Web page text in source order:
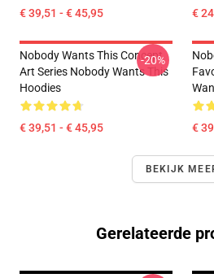
€ 39,51 - € 45,95 €
Nobody Wants This Concept
Art Series Nobody Wants This
Hoodies
€ 39,51 - € 45,95
-20%
€
BEKIJK
Gerelateerde